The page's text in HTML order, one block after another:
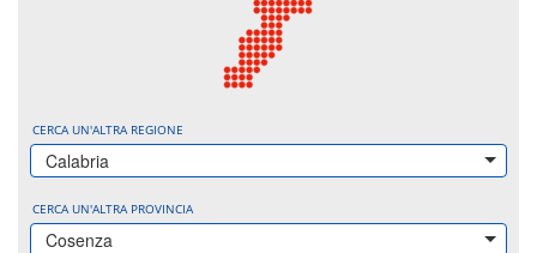
CERCA UN'ALTRA REGIONE
Calabria
CERCA UN'ALTRA PROVINCIA
Cosenza